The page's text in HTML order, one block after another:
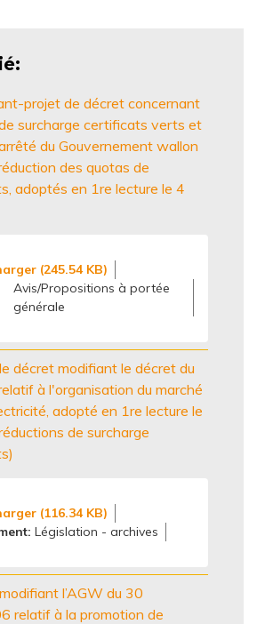
projet de décret concernant
surcharge certificats verts et
du Gouvernement wallon
des quotas de
adoptés en 1re lecture le 4
(245.54 KB)
Avis/Propositions à portée
générale
décret modifiant le décret du
à l'organisation du marché
adopté en 1re lecture le
de surcharge
(116.34 KB)
Législation - archives
l’AGW du 30
relatif à la promotion de